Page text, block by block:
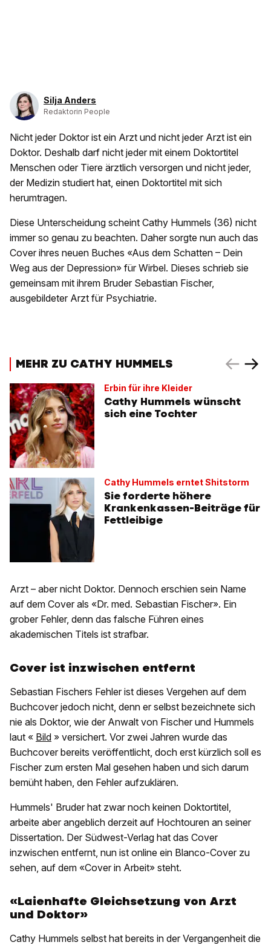
Silja Anders
Redaktorin People
Nicht jeder Doktor ist ein Arzt und nicht jeder Arzt ist ein
Doktor. Deshalb darf nicht jeder mit einem Doktortitel
Menschen oder Tiere ärztlich versorgen und nicht jeder,
der Medizin studiert hat, einen Doktortitel mit sich
herumtragen.
Diese Unterscheidung scheint Cathy Hummels (36) nicht
immer so genau zu beachten. Daher sorgte nun auch das
Cover ihres neuen Buches «Aus dem Schatten – Dein
Weg aus der Depression» für Wirbel. Dieses schrieb sie
gemeinsam mit ihrem Bruder Sebastian Fischer,
ausgebildeter Arzt für Psychiatrie.
MEHR ZU CATHY HUMMELS
Erbin für ihre Kleider
Cathy Hummels wünscht
sich eine Tochter
Cathy Hummels erntet Shitstorm
Sie forderte höhere
Krankenkassen-Beiträge für
Fettleibige
Arzt – aber nicht Doktor. Dennoch erschien sein Name
auf dem Cover als «Dr. med. Sebastian Fischer». Ein
grober Fehler, denn das falsche Führen eines
akademischen Titels ist strafbar.
Cover ist inzwischen entfernt
Sebastian Fischers Fehler ist dieses Vergehen auf dem
Buchcover jedoch nicht, denn er selbst bezeichnete sich
nie als Doktor, wie der Anwalt von Fischer und Hummels
laut « Bild » versichert. Vor zwei Jahren wurde das
Buchcover bereits veröffentlicht, doch erst kürzlich soll es
Fischer zum ersten Mal gesehen haben und sich darum
bemüht haben, den Fehler aufzuklären.
Hummels' Bruder hat zwar noch keinen Doktortitel,
arbeite aber angeblich derzeit auf Hochtouren an seiner
Dissertation. Der Südwest-Verlag hat das Cover
inzwischen entfernt, nun ist online ein Blanco-Cover zu
sehen, auf dem «Cover in Arbeit» steht.
«Laienhafte Gleichsetzung von Arzt
und Doktor»
Cathy Hummels selbst hat bereits in der Vergangenheit die